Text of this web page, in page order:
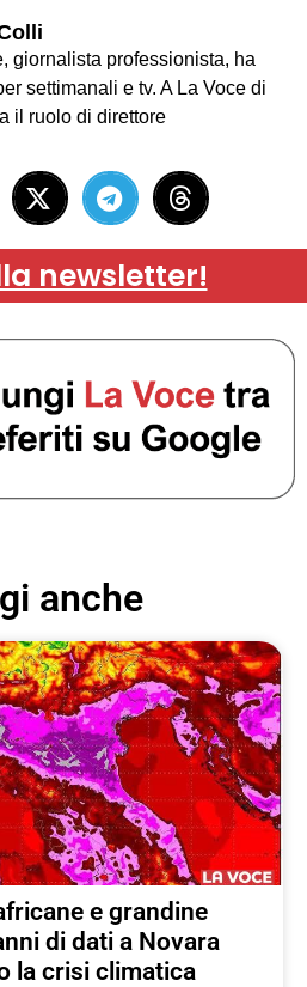
giornalista professionista, ha
settimanali e tv. A La Voce di
il ruolo di direttore
newsletter!
anche
e grandine
di dati a Novara
la crisi climatica